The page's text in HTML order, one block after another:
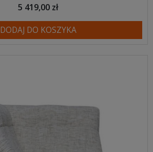
5 419,00 zł
DODAJ DO KOSZYKA